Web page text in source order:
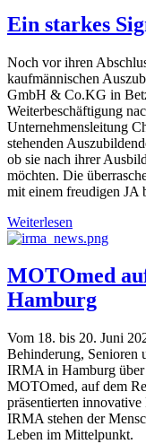
Ein starkes
Noch vor ihren
kaufmännischen
GmbH & Co.KG in
Weiterbeschäftigung
Unternehmensleitung
stehenden
ob sie nach ihrer
möchten. Die
mit einem freudigen JA
Weiterlesen
MOTOmed
Hamburg
Vom 18. bis 20. Juni
Behinderung, Senioren
IRMA in Hamburg
MOTOmed, auf dem
präsentierten
IRMA stehen der
Leben im Mittelpunkt.